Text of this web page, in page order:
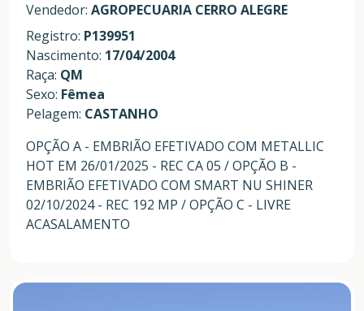
Vendedor: AGROPECUARIA CERRO ALEGRE
Registro: P139951
Nascimento: 17/04/2004
Raça: QM
Sexo: Fêmea
Pelagem: CASTANHO
OPÇÃO A - EMBRIÃO EFETIVADO COM METALLIC
HOT EM 26/01/2025 - REC CA 05 / OPÇÃO B -
EMBRIÃO EFETIVADO COM SMART NU SHINER
02/10/2024 - REC 192 MP / OPÇÃO C - LIVRE
ACASALAMENTO